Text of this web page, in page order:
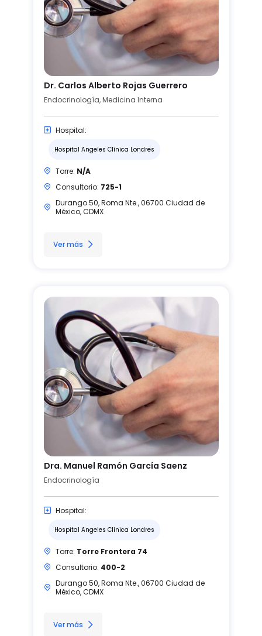
Dr. Carlos Alberto Rojas Guerrero
Endocrinología, Medicina Interna
Hospital:
Hospital Angeles Clínica Londres
Torre: N/A
Consultorio: 725-1
Durango 50, Roma Nte., 06700 Ciudad de
México, CDMX
Ver más
Dra. Manuel Ramón García Saenz
Endocrinología
Hospital:
Hospital Angeles Clínica Londres
Torre: Torre Frontera 74
Consultorio: 400-2
Durango 50, Roma Nte., 06700 Ciudad de
México, CDMX
Ver más